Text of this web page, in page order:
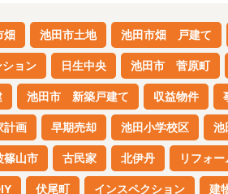
畑 池田市土地 池田市畑 戸建て
ョン 日生中央 池田市 菅原町
池田市 新築戸建て 収益物件
計画 早期売却 池田小学校区 池
篠山市 古民家 北伊丹 リフォ
伏尾町 インスペクション 建